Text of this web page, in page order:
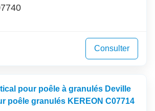
Consulter
pour poêle à granulés Deville
poêle granulés KEREON C07714